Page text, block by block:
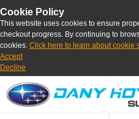
Cookie Policy
This website uses cookies to ensure
checkout progress. By continuing to
cookies. Click here to learn about cookie
Accept
Decline